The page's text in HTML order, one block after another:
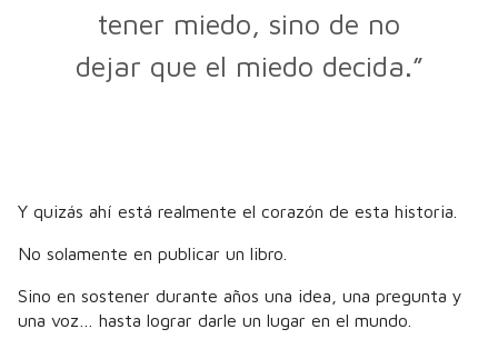
tener miedo, sino de no
dejar que el miedo decida.”
Y quizás ahí está realmente el corazón de esta historia.
No solamente en publicar un libro.
Sino en sostener durante años una idea, una pregunta y
una voz… hasta lograr darle un lugar en el mundo.